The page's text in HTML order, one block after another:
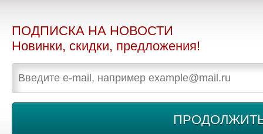
ПОДПИСКА НА НОВОСТИ
Новинки, скидки, предложения!